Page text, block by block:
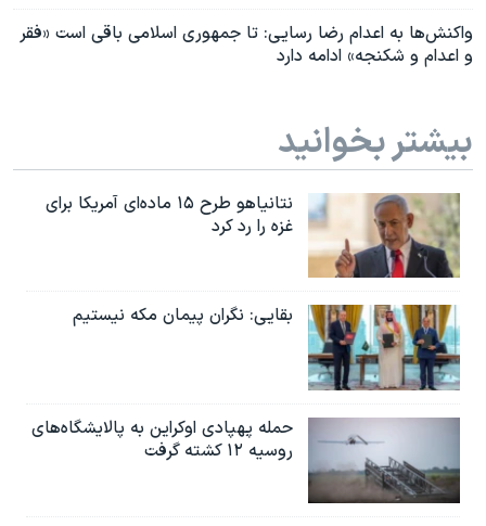
واکنش‌ها به اعدام رضا رسایی: تا جمهوری اسلامی باقی است «فقر
و اعدام و شکنجه» ادامه دارد
بیشتر بخوانید
نتانیاهو طرح ۱۵ ماده‌ای آمریکا برای
غزه را رد کرد
بقایی: نگران پیمان مکه نیستیم
حمله پهپادی اوکراین به پالایشگاه‌های
روسیه ۱۲ کشته گرفت